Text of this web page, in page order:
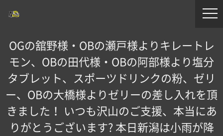
OGの舘野様・OBの瀬戸様よりキレートレ
モン、OBの田代様・OBの阿部様より塩分
タブレット、スポーツドリンクの粉、ゼリ
ー、OBの大橋様よりゼリーの差し入れを頂
きました！ いつも沢山のご支援、本当にあ
りがとうございます? 本日新潟は小雨が降